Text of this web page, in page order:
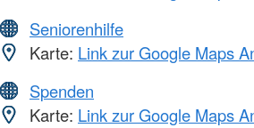
Seniorenhilfe
Karte: Link zur Google Maps
Spenden
Karte: Link zur Google Maps